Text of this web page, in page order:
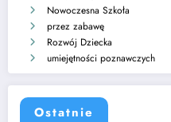
Nowoczesna Szkoła
przez zabawę
Rozwój Dziecka
umiejętności poznawczych
Ostatnie